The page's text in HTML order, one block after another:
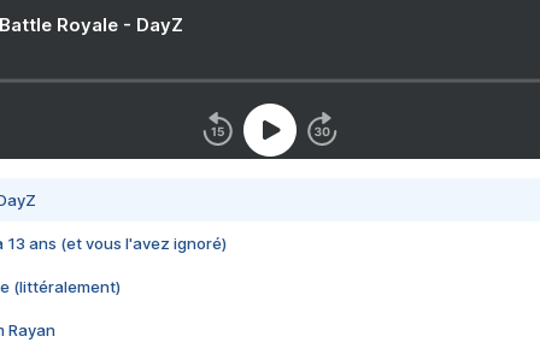
Royale - DayZ
13 ans (et vous l'avez ignoré)
(littéralement)
Rayan